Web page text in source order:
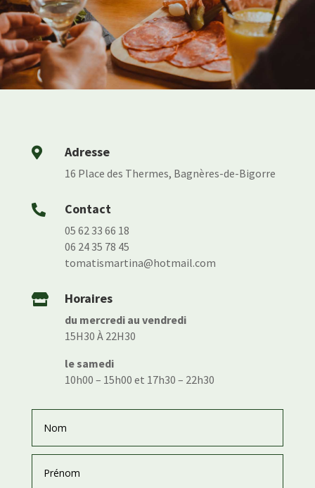
 Adresse
16 Place des Thermes, Bagnères-de-Bigorre
 Contact
05 62 33 66 18
06 24 35 78 45
tomatismartina@hotmail.com
 Horaires
du mercredi au vendredi
15H30 À 22H30
le samedi
10h00 – 15h00 et 17h30 – 22h30